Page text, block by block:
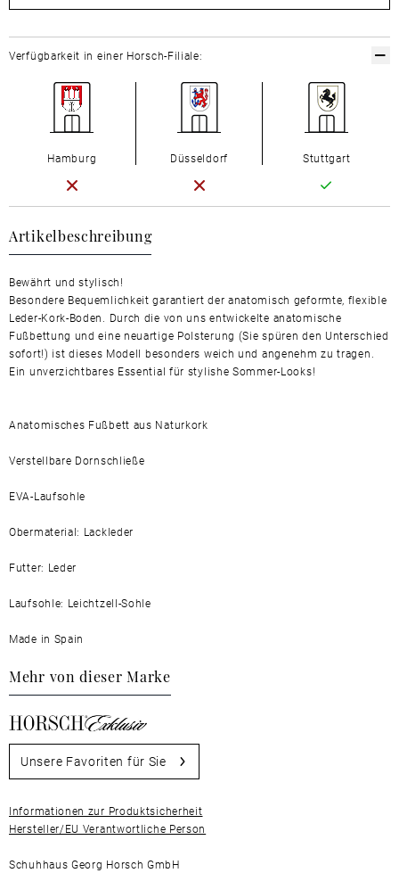
Artikelbeschreibung
Bewährt und stylisch!
Besondere Bequemlichkeit garantiert der anatomisch geformte, flexible
Leder-Kork-Boden. Durch die von uns entwickelte anatomische
Fußbettung und eine neuartige Polsterung (Sie spüren den Unterschied
sofort!) ist dieses Modell besonders weich und angenehm zu tragen.
Ein unverzichtbares Essential für stylishe Sommer-Looks!
Anatomisches Fußbett aus Naturkork
Verstellbare Dornschließe
EVA-Laufsohle
Obermaterial: Lackleder
Futter: Leder
Laufsohle: Leichtzell-Sohle
Made in Spain
Mehr von dieser Marke
Unsere Favoriten für Sie
Informationen zur Produktsicherheit
Hersteller/EU Verantwortliche Person
Schuhhaus Georg Horsch GmbH
Verfügbarkeit in einer Horsch-Filiale:
Hamburg Düsseldorf Stuttgart